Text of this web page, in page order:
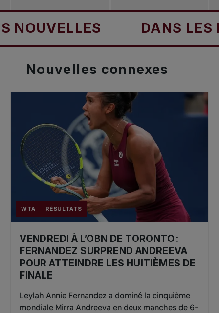
DANS LES
Nouvelles connexes
WTA RÉSULTATS
VENDREDI À L’OBN DE TORONTO :
FERNANDEZ SURPREND ANDREEVA
POUR ATTEINDRE LES HUITIÈMES DE
FINALE
Leylah Annie Fernandez a dominé la cinquième
mondiale Mirra Andreeva en deux manches de 6-